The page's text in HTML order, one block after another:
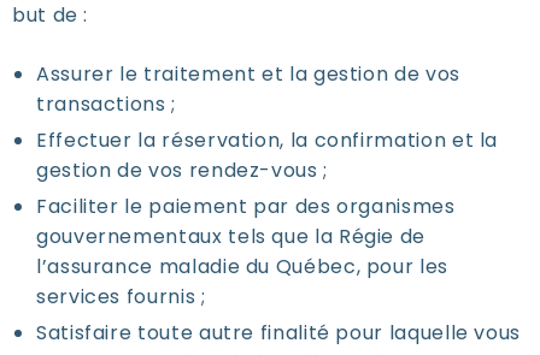
but de :
Assurer le traitement et la gestion de vos
transactions ;
Effectuer la réservation, la confirmation et la
gestion de vos rendez-vous ;
Faciliter le paiement par des organismes
gouvernementaux tels que la Régie de
l’assurance maladie du Québec, pour les
services fournis ;
Satisfaire toute autre finalité pour laquelle vous